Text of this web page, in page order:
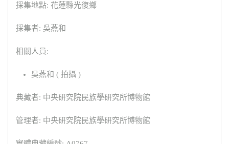
採集地點: 花蓮縣光復鄉
採集者: 吳燕和
相關人員:
吳燕和 ( 拍攝 )
典藏者: 中央研究院民族學研究所博物館
管理者: 中央研究院民族學研究所博物館